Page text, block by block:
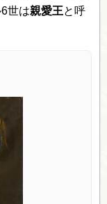
世は親愛王と呼